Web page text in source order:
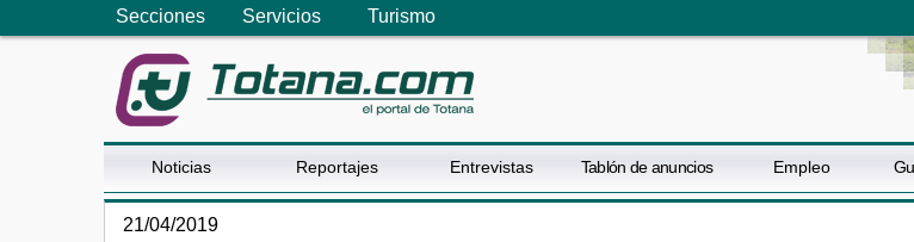
Secciones Servicios Turismo
Noticias Reportajes Entrevistas Tablón de anuncios Empleo
21/04/2019